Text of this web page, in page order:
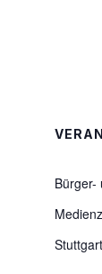
Bürger-
Stuttgart